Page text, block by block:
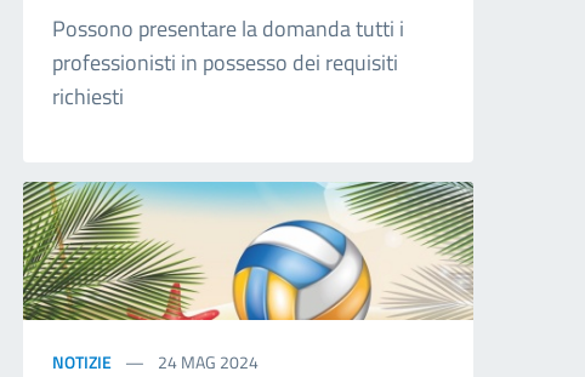
Possono presentare la domanda tutti i
professionisti in possesso dei requisiti
richiesti
NOTIZIE 24MAG 2024